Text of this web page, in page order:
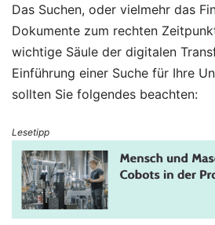
Das Suchen, oder vielmehr das
Dokumente zum rechten
wichtige Säule der digitalen
Einführung einer Suche für Ihre
sollten Sie folgendes beachten:
Lesetipp